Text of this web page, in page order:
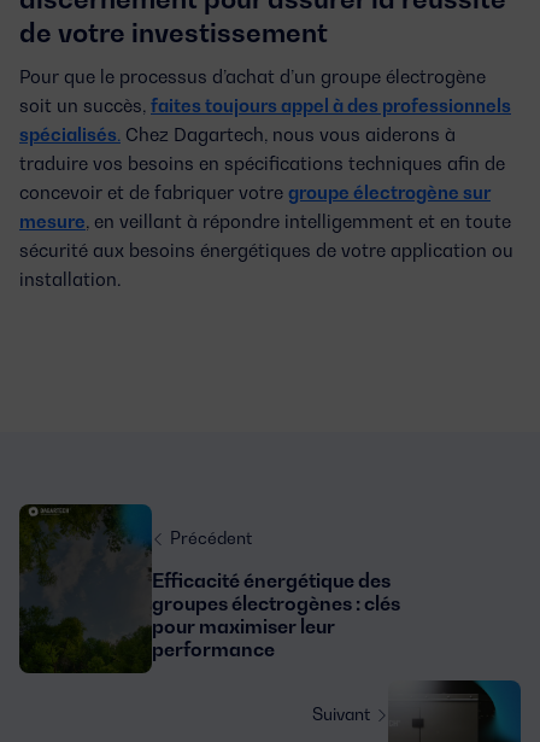
de votre investissement
Pour que le processus d’achat d’un groupe électrogène
soit un succès, faites toujours appel à des professionnels
spécialisés Chez Dagartech, nous vous aiderons à
traduire vos besoins en spécifications techniques afin de
concevoir et de fabriquer votre groupe électrogène sur
mesure , en veillant à répondre intelligemment et en toute
sécurité aux besoins énergétiques de votre application ou
installation.
Précédent
Efficacité énergétique des
groupes électrogènes : clés
pour maximiser leur
performance
Suivant